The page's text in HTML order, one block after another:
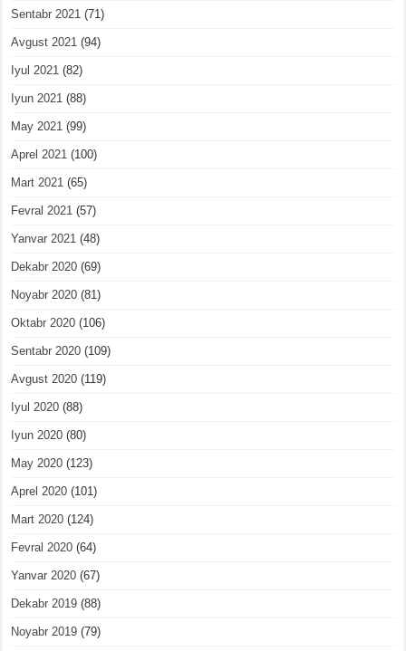
Sentabr 2021 (71)
Avgust 2021 (94)
Iyul 2021 (82)
Iyun 2021 (88)
May 2021 (99)
Aprel 2021 (100)
Mart 2021 (65)
Fevral 2021 (57)
Yanvar 2021 (48)
Dekabr 2020 (69)
Noyabr 2020 (81)
Oktabr 2020 (106)
Sentabr 2020 (109)
Avgust 2020 (119)
Iyul 2020 (88)
Iyun 2020 (80)
May 2020 (123)
Aprel 2020 (101)
Mart 2020 (124)
Fevral 2020 (64)
Yanvar 2020 (67)
Dekabr 2019 (88)
Noyabr 2019 (79)